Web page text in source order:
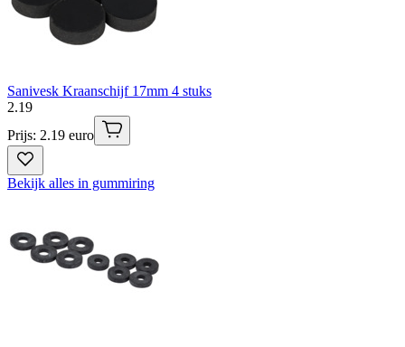
Sanivesk Kraanschijf 17mm 4 stuks
2.19
Prijs: 2.19 euro
Bekijk alles in gummiring